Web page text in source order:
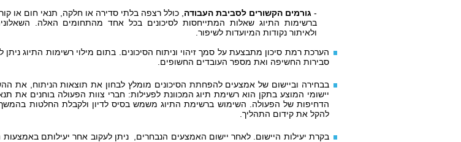
- גורמים הקשורים לסביבת העבודה , כולל רצפה בלתי סדירה או חלקה, תנאי חום או
ברשימות התיוג שאלות המתייחסות לסיכונים בכל אחד מהתחומים האלה.
ולאיתור נקודות המיועדות לשיפור.
הערכת רמת סיכון מתבצעת על סמך זיהוי וניתוח הסיכונים. בתום מילוי רשימות התיוג
סבירות החשיפה ואת מספר העובדים החשופים.
בבחירה וביישום של אמצעים להפחתת הסיכונים מומלץ לבחון את תוצאות הניתוח, את
יישומי המוצע בתקן הוא רשימת תיוג המכוונת לפעילות: חברי צוות הפעולה בוחנים את
הדחיפות של הפעולה. השימוש ברשימת התיוג משמש בסיס לדיון ולקבלת החלטות
להקל את קידום התהליך.
בקרת יעילות היישום. לאחר יישום האמצעים הנבחרים, ניתן לעקוב אחר יעילותם